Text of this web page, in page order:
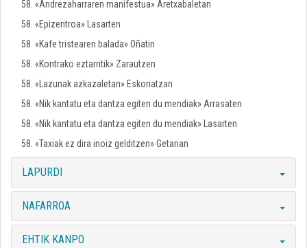
58. «Andrezaharraren manifestua» Aretxabaletan
58. «Epizentroa» Lasarten
58. «Kafe tristearen balada» Oñatin
58. «Kontrako eztarritik» Zarautzen
58. «Lazunak azkazaletan» Eskoriatzan
58. «Nik kantatu eta dantza egiten du mendiak» Arrasaten
58. «Nik kantatu eta dantza egiten du mendiak» Lasarten
58. «Taxiak ez dira inoiz gelditzen» Getarian
LAPURDI
NAFARROA
EHTIK KANPO